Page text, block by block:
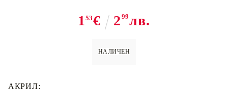
153€ 2 99лв.
НАЛИЧЕН
АКРИЛ: